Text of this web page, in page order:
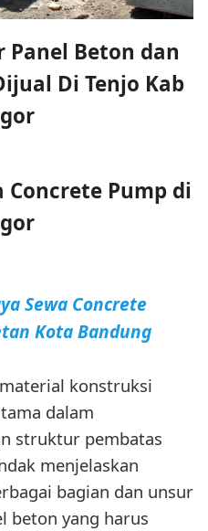
Panel Beton dan
Di Tenjo Kab
Concrete Pump di
Sewa Concrete
Kota Bandung
konstruksi
dalam
struktur pembatas
menjelaskan
bagian dan unsur
beton yang harus